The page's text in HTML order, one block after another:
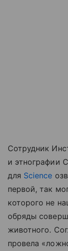
Сотрудник
и этнографии
для Science
первой, так
которого не
обряды
животного.
провела